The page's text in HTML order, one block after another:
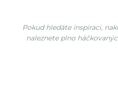
Pokud hledáte inspiraci,
naleznete plno